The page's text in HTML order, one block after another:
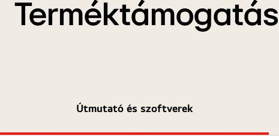
Terméktámogatás
Útmutató és szoftverek